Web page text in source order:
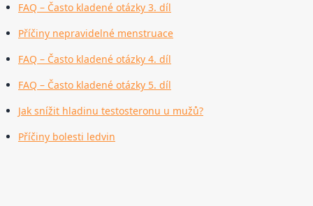
FAQ – Často kladené otázky 3. díl
Příčiny nepravidelné menstruace
FAQ – Často kladené otázky 4. díl
FAQ – Často kladené otázky 5. díl
Jak snížit hladinu testosteronu u mužů?
Příčiny bolesti ledvin